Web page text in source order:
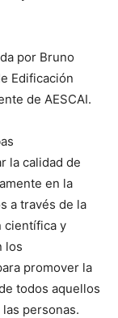
por Bruno
Edificación
de AESCAI.
la calidad de
en la
a través de la
científica y
los
promover la
todos aquellos
personas.